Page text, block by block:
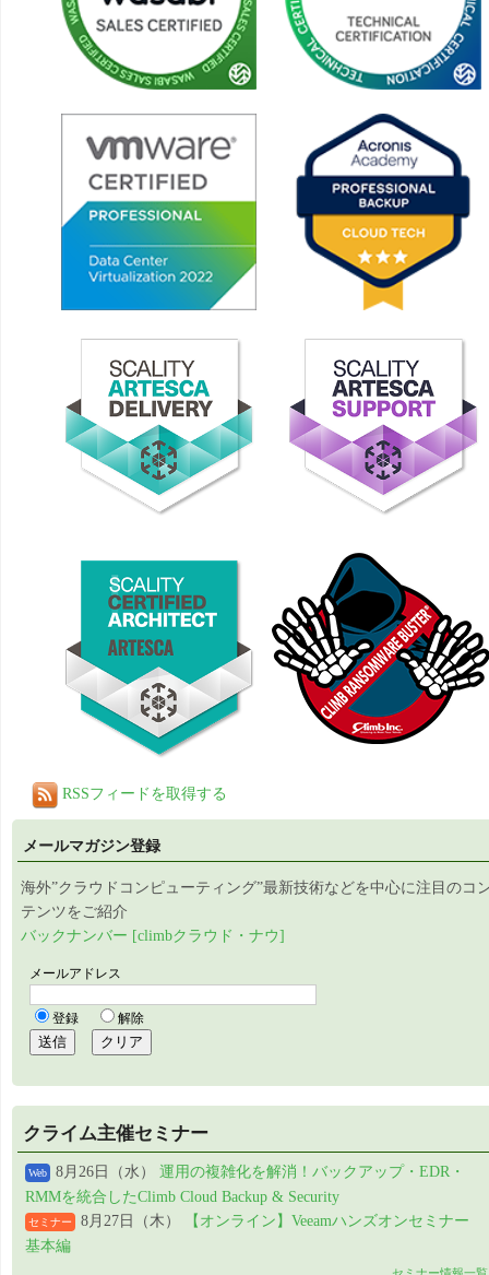
RSSフィードを取得する
メールマガジン登録
海外”クラウドコンピューティング”最新技術などを中心に注目のコ
テンツをご紹介
バックナンバー [climbクラウド・ナウ]
クライム主催セミナー
Web 8月26日（水） 運用の複雑化を解消！バックアップ・EDR・
RMMを統合したClimb Cloud Backup & Security
セミナー 8月27日（木）
【オンライン】Veeamハンズオンセミナー
基本編